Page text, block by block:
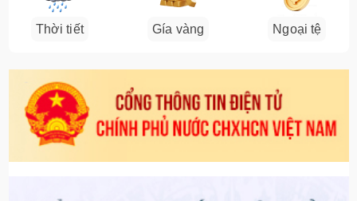
Thời tiết Gía vàng Ngoại tệ